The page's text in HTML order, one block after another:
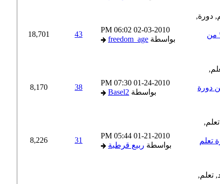
من
02-03-2010
06:02 PM
بواسطةfreedom_age
43
18,701
01-24-2010
07:30 PM
بواسطةBasel2
38
8,170
تعلم
01-21-2010
05:44 PM
بواسطةربيع قرطبة
31
8,226